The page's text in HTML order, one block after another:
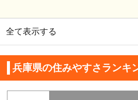
全て表示する
兵庫県の住みやすさランキ